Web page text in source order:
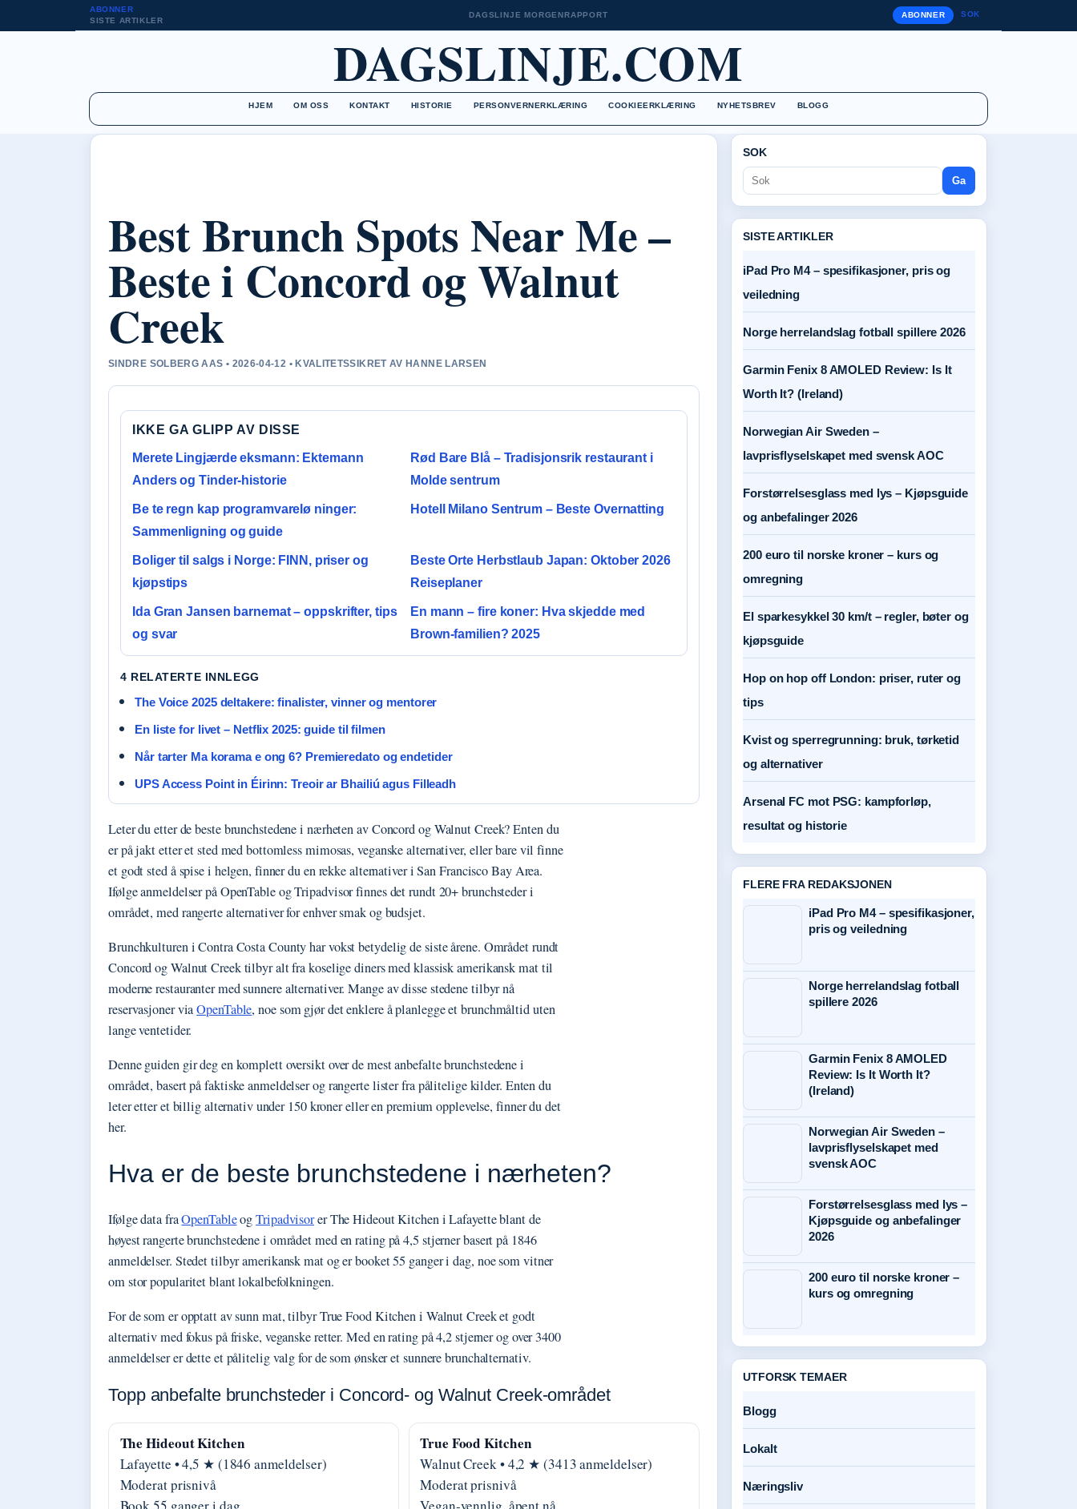
ABONNER
SISTE ARTIKLER
DAGSLINJE MORGENRAPPORT ABONNER SOK
DAGSLINJE.COM
HJEM OM OSS KONTAKT HISTORIE PERSONVERNERKLÆRING COOKIEERKLÆRING NYHETSBREV BLOGG
Best Brunch Spots Near Me –
Beste i Concord og Walnut
Creek
SINDRE SOLBERG AAS • 2026-04-12 • KVALITETSSIKRET AV HANNE LARSEN
IKKE GA GLIPP AV DISSE
Merete Lingjærde eksmann: Ektemann
Anders og Tinder-historie
Rød Bare Blå – Tradisjonsrik restaurant i
Molde sentrum
Be te regn kap programvarelø ninger:
Sammenligning og guide
Hotell Milano Sentrum – Beste Overnatting
Boliger til salgs i Norge: FINN, priser og
kjøpstips
Beste Orte Herbstlaub Japan: Oktober 2026
Reiseplaner
Ida Gran Jansen barnemat – oppskrifter, tips
og svar
En mann – fire koner: Hva skjedde med
Brown-familien? 2025
4 RELATERTE INNLEGG
The Voice 2025 deltakere: finalister, vinner og mentorer
En liste for livet – Netflix 2025: guide til filmen
Når tarter Ma korama e ong 6? Premieredato og endetider
UPS Access Point in Éirinn: Treoir ar Bhailiú agus Filleadh
Leter du etter de beste brunchstedene i nærheten av Concord og Walnut Creek? Enten du
er på jakt etter et sted med bottomless mimosas, veganske alternativer, eller bare vil finne
et godt sted å spise i helgen, finner du en rekke alternativer i San Francisco Bay Area.
Ifølge anmeldelser på OpenTable og Tripadvisor finnes det rundt 20+ brunchsteder i
området, med rangerte alternativer for enhver smak og budsjet.
Brunchkulturen i Contra Costa County har vokst betydelig de siste årene. Området rundt
Concord og Walnut Creek tilbyr alt fra koselige diners med klassisk amerikansk mat til
moderne restauranter med sunnere alternativer. Mange av disse stedene tilbyr nå
reservasjoner viaOpenTable, noe som gjør det enklere å planlegge et brunchmåltid uten
lange ventetider.
Denne guiden gir deg en komplett oversikt over de mest anbefalte brunchstedene i
området, basert på faktiske anmeldelser og rangerte lister fra pålitelige kilder. Enten du
leter etter et billig alternativ under 150 kroner eller en premium opplevelse, finner du det
her.
Hva er de beste brunchstedene i nærheten?
Ifølge data fraOpenTableogTripadvisorer The Hideout Kitchen i Lafayette blant de
høyest rangerte brunchstedene i området med en rating på 4,5 stjerner basert på 1846
anmeldelser. Stedet tilbyr amerikansk mat og er booket 55 ganger i dag, noe som vitner
om stor popularitet blant lokalbefolkningen.
For de som er opptatt av sunn mat, tilbyr True Food Kitchen i Walnut Creek et godt
alternativ med fokus på friske, veganske retter. Med en rating på 4,2 stjerner og over 3400
anmeldelser er dette et pålitelig valg for de som ønsker et sunnere brunchalternativ.
Topp anbefalte brunchsteder i Concord- og Walnut Creek-området
The Hideout Kitchen
Lafayette • 4,5 ★ (1846 anmeldelser)
Moderat prisnivå
True Food Kitchen
Walnut Creek • 4,2 ★ (3413 anmeldelser)
Moderat prisnivå
SOK
Ga
SISTE ARTIKLER
iPad Pro M4 – spesifikasjoner, pris og
veiledning
Norge herrelandslag fotball spillere 2026
Garmin Fenix 8 AMOLED Review: Is It
Worth It? (Ireland)
Norwegian Air Sweden –
lavprisflyselskapet med svensk AOC
Forstørrelsesglass med lys – Kjøpsguide
og anbefalinger 2026
200 euro til norske kroner – kurs og
omregning
El sparkesykkel 30 km/t – regler, bøter og
kjøpsguide
Hop on hop off London: priser, ruter og
tips
Kvist og sperregrunning: bruk, tørketid
og alternativer
Arsenal FC mot PSG: kampforløp,
resultat og historie
FLERE FRA REDAKSJONEN
iPad Pro M4 – spesifikasjoner,
pris og veiledning
Norge herrelandslag fotball
spillere 2026
Garmin Fenix 8 AMOLED
Review: Is It Worth It?
(Ireland)
Norwegian Air Sweden –
lavprisflyselskapet med
svensk AOC
Forstørrelsesglass med lys –
Kjøpsguide og anbefalinger
2026
200 euro til norske kroner –
kurs og omregning
UTFORSK TEMAER
Blogg
Lokalt
Næringsliv